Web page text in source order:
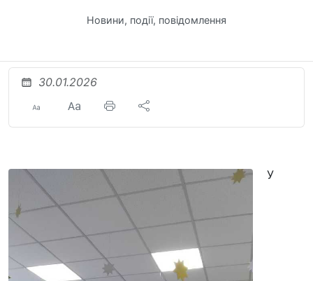
Новини, події, повідомлення
30.01.2026
У